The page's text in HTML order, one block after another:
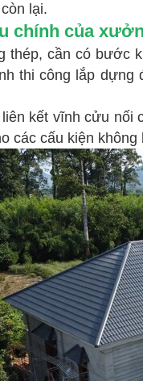
lại.
chính của
cần có bước
thi công lắp
kết vĩnh cửu nối
các cấu kiện